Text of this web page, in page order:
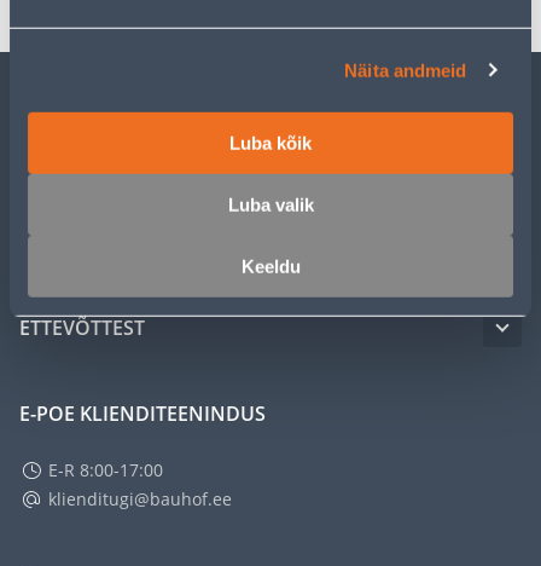
Näita andmeid
Luba kõik
Luba valik
Keeldu
ETTEVÕTTEST
E-POE KLIENDITEENINDUS
E-R 8:00-17:00
klienditugi@bauhof.ee